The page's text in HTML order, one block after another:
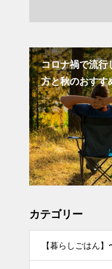
グの楽しみ
コス
ーレ
カテゴリー
【暮らしごはん